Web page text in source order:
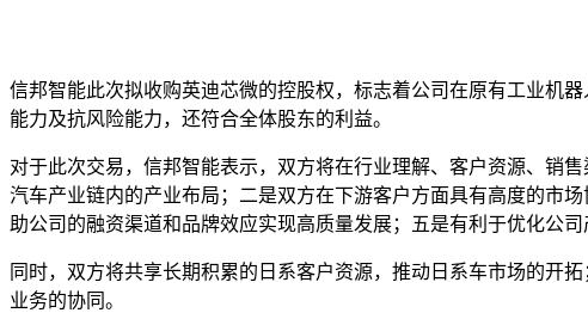
信邦智能此次拟收购英迪芯微的控股权，标志着公司在原有工业机
能力及抗风险能力，还符合全体股东的利益。
对于此次交易，信邦智能表示，双方将在行业理解、客户资源、销
汽车产业链内的产业布局；二是双方在下游客户方面具有高度的市
助公司的融资渠道和品牌效应实现高质量发展；五是有利于优化公
同时，双方将共享长期积累的日系客户资源，推动日系车市场的开
业务的协同。